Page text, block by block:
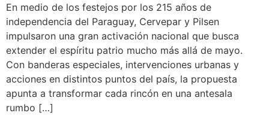
En medio de los festejos por los 215 años de
independencia del Paraguay, Cervepar y Pilsen
impulsaron una gran activación nacional que busca
extender el espíritu patrio mucho más allá de mayo.
Con banderas especiales, intervenciones urbanas y
acciones en distintos puntos del país, la propuesta
apunta a transformar cada rincón en una antesala
rumbo […]